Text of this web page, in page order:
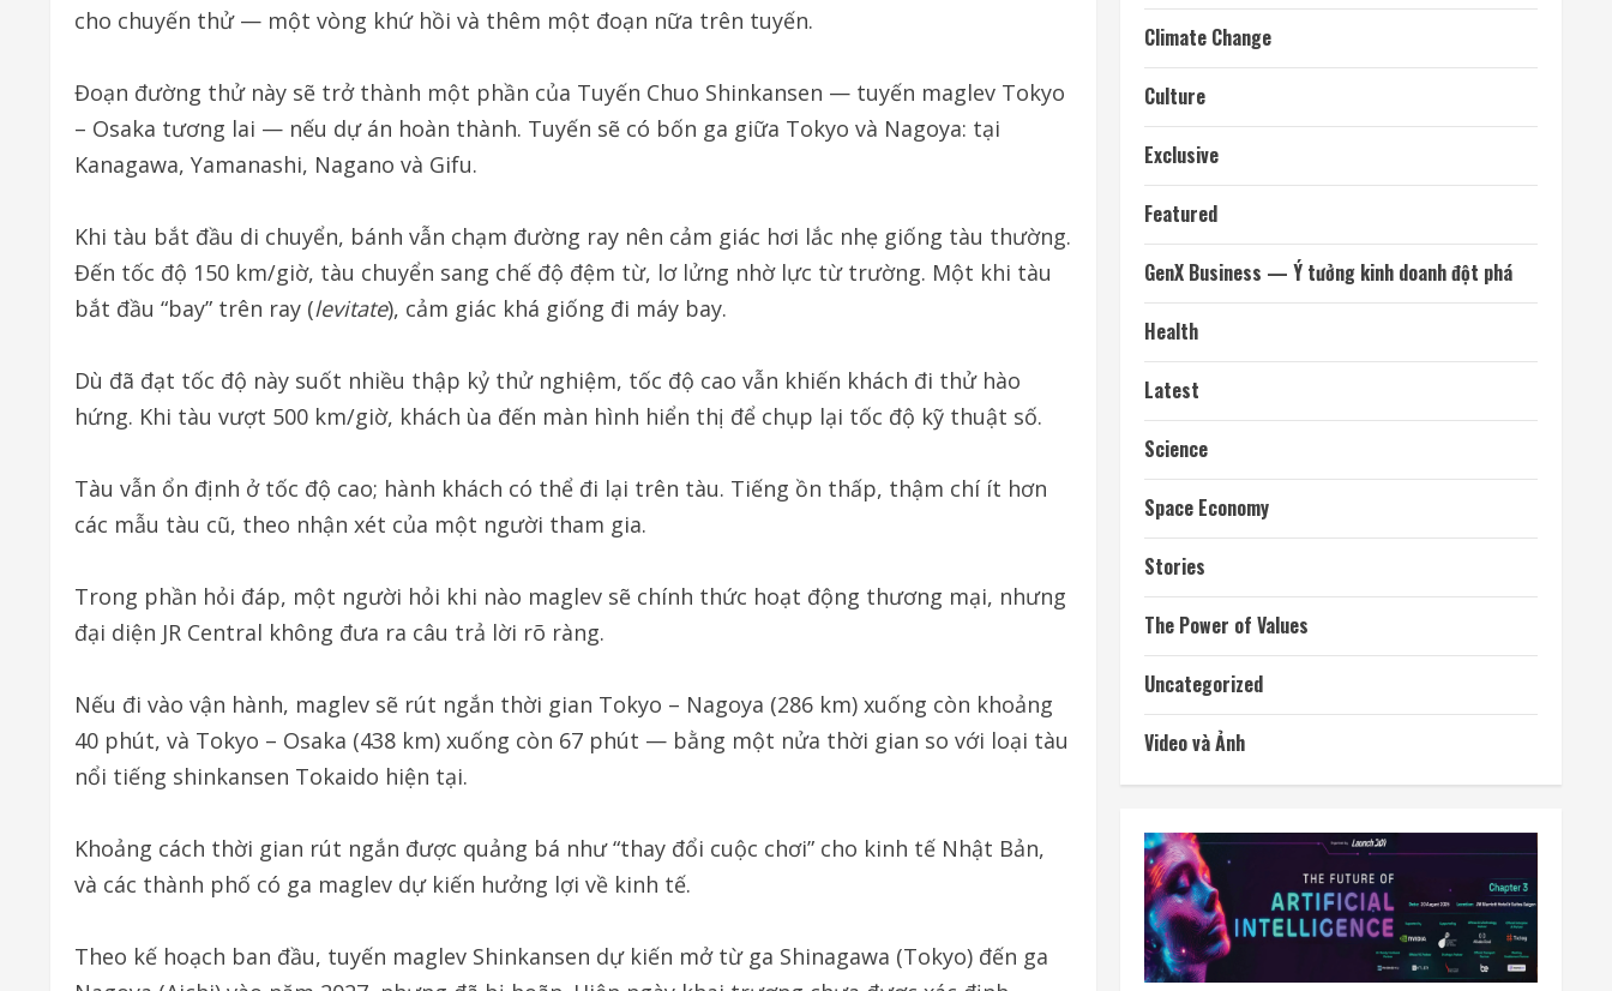
cho chuyến thử — một vòng khứ hồi và thêm một đoạn nữa trên tuyến.
Đoạn đường thử này sẽ trở thành một phần của Tuyến Chuo Shinkansen — tuyến maglev Tokyo
– Osaka tương lai — nếu dự án hoàn thành. Tuyến sẽ có bốn ga giữa Tokyo và Nagoya: tại
Kanagawa, Yamanashi, Nagano và Gifu.
Khi tàu bắt đầu di chuyển, bánh vẫn chạm đường ray nên cảm giác hơi lắc nhẹ giống tàu thường.
Đến tốc độ 150 km/giờ, tàu chuyển sang chế độ đệm từ, lơ lửng nhờ lực từ trường. Một khi tàu
bắt đầu “bay” trên ray (levitate), cảm giác khá giống đi máy bay.
Dù đã đạt tốc độ này suốt nhiều thập kỷ thử nghiệm, tốc độ cao vẫn khiến khách đi thử hào
hứng. Khi tàu vượt 500 km/giờ, khách ùa đến màn hình hiển thị để chụp lại tốc độ kỹ thuật số.
Tàu vẫn ổn định ở tốc độ cao; hành khách có thể đi lại trên tàu. Tiếng ồn thấp, thậm chí ít hơn
các mẫu tàu cũ, theo nhận xét của một người tham gia.
Trong phần hỏi đáp, một người hỏi khi nào maglev sẽ chính thức hoạt động thương mại, nhưng
đại diện JR Central không đưa ra câu trả lời rõ ràng.
Nếu đi vào vận hành, maglev sẽ rút ngắn thời gian Tokyo – Nagoya (286 km) xuống còn khoảng
40 phút, và Tokyo – Osaka (438 km) xuống còn 67 phút — bằng một nửa thời gian so với loại tàu
nổi tiếng shinkansen Tokaido hiện tại.
Khoảng cách thời gian rút ngắn được quảng bá như “thay đổi cuộc chơi” cho kinh tế Nhật Bản,
và các thành phố có ga maglev dự kiến hưởng lợi về kinh tế.
Theo kế hoạch ban đầu, tuyến maglev Shinkansen dự kiến mở từ ga Shinagawa (Tokyo) đến ga
Climate Change
Culture
Exclusive
Featured
GenX Business — Ý tưởng kinh doanh đột phá
Health
Latest
Science
Space Economy
Stories
The Power of Values
Uncategorized
Video và Ảnh